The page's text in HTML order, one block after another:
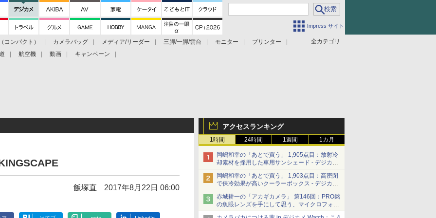
Impress サイト
全カテゴリ
コンパクト） カメラバッグ メディア/リーダー 三脚/一脚/雲台 モニター
プリンター
航空機 動画 キャンペーン
アクセスランキング
1時間 24時間 1週間 1カ月
岡嶋和幸の「あとで買う」 1,905点目：放射冷
却素材を採用した車用サンシェード - デジカメ
Watch
岡嶋和幸の「あとで買う」 1,903点目：高密閉
で保冷効果が高いクーラーボックス - デジカメ
Watch
赤城耕一の「アカギカメラ」 第146回：PRO銘
の魚眼レンズを手にして思う、マイクロフォー
サーズへの期待と可能性
飯塚直 2017年8月22日 06:00